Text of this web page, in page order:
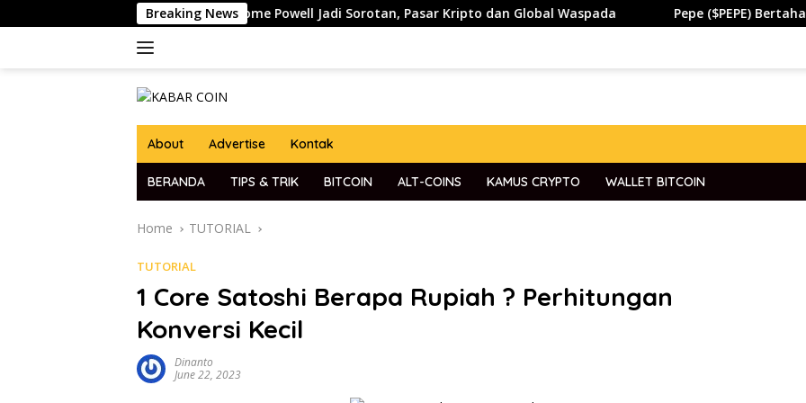
to
Breaking News
Pidato Ketua The Fed Jerome Powell Jadi Sorotan, Pasar Kripto dan Global Waspada Pepe ($PEPE) Bertahan di Zona
About Advertise Kontak
BERANDA TIPS & TRIK BITCOIN ALT-COINS KAMUS CRYPTO WALLET BITCOIN
Home TUTORIAL
TUTORIAL
1 Core Satoshi Berapa Rupiah ? Perhitungan
Konversi Kecil
Dinanto
June 22, 2023